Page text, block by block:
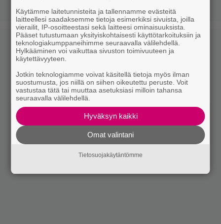
Käytämme laitetunnisteita ja tallennamme evästeitä
laitteellesi saadaksemme tietoja esimerkiksi sivuista, joilla
vierailit, IP-osoitteestasi sekä laitteesi ominaisuuksista.
Pääset tutustumaan yksityiskohtaisesti käyttötarkoituksiin ja
teknologiakumppaneihimme seuraavalla välilehdellä.
Hylkääminen voi vaikuttaa sivuston toimivuuteen ja
käytettävyyteen.
Jotkin teknologiamme voivat käsitellä tietoja myös ilman
suostumusta, jos niillä on siihen oikeutettu peruste. Voit
vastustaa tätä tai muuttaa asetuksiasi milloin tahansa
seuraavalla välilehdellä.
Hyväksyn kaikki
Omat valintani
Tietosuojakäytäntömme